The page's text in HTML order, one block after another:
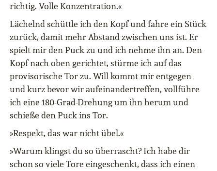
richtig. Volle Konzentration.«
Lächelnd schüttle ich den Kopf und fahre ein Stück
zurück, damit mehr Abstand zwischen uns ist. Er
spielt mir den Puck zu und ich nehme ihn an. Den
Kopf nach oben gerichtet, stürme ich auf das
provisorische Tor zu. Will kommt mir entgegen
und kurz bevor wir aufeinandertreffen, vollführe
ich eine 180-Grad-Drehung um ihn herum und
schieße den Puck ins Tor.
»Respekt, das war nicht übel.«
»Warum klingst du so überrascht? Ich habe dir
schon so viele Tore eingeschenkt, dass ich einen